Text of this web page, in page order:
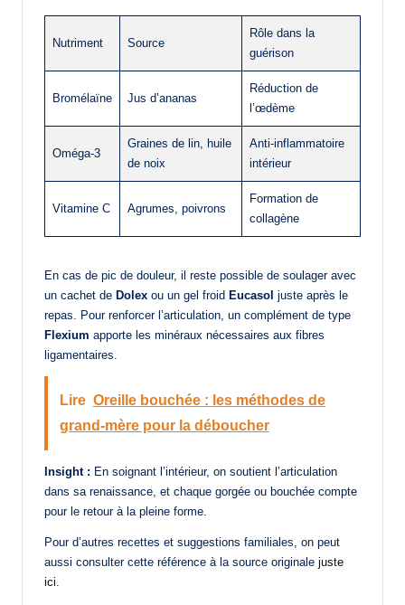
Nutriment Source
Rôle dans la
guérison
Bromélaïne Jus d’ananas
Réduction de
l’œdème
Oméga-3
Graines de lin, huile
de noix
Anti-inflammatoire
intérieur
Vitamine C Agrumes, poivrons
Formation de
collagène
En cas de pic de douleur, il reste possible de soulager avec
un cachet de Dolex ou un gel froid Eucasol juste après le
repas. Pour renforcer l’articulation, un complément de type
Flexium apporte les minéraux nécessaires aux fibres
ligamentaires.
Lire Oreille bouchée : les méthodes de
grand-mère pour la déboucher
Insight : En soignant l’intérieur, on soutient l’articulation
dans sa renaissance, et chaque gorgée ou bouchée compte
pour le retour à la pleine forme.
Pour d’autres recettes et suggestions familiales, on peut
aussi consulter cette référence à la source originale juste
ici